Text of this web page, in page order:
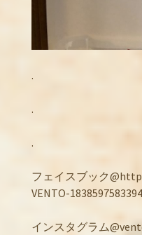
.
.
.
フェイスブック
VENTO-
インスタグラム